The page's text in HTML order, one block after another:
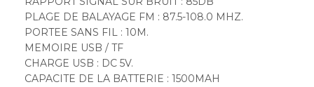
PLAGE DE BALAYAGE FM : 87.5-108.0 MHZ.
PORTEE SANS FIL : 10M.
MEMOIRE USB / TF
CHARGE USB : DC 5V.
CAPACITE DE LA BATTERIE : 1500MAH